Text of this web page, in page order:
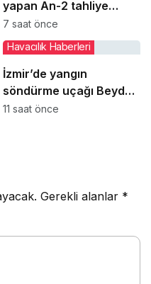
yapan An-2 tahliye
sırasında daha ağır
hasar gördü
7 saat önce
İzmir’de yangın
söndürme uçağı Beydağ
Baraj Göleti’nde yeniden
Havacılık Haberleri
11 saat önce
Gerekli alanlar *